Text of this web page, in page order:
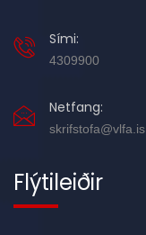
Sími:
4309900
Netfang:
skrifstofa@vlfa.is
Flýtileiðir